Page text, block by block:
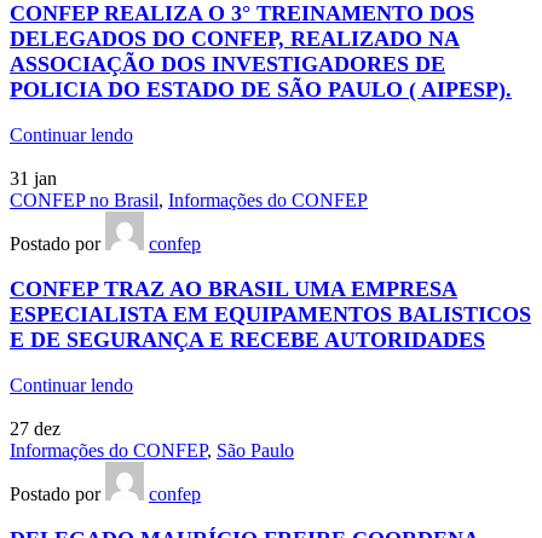
CONFEP REALIZA O 3° TREINAMENTO DOS
DELEGADOS DO CONFEP, REALIZADO NA
ASSOCIAÇÃO DOS INVESTIGADORES DE
POLICIA DO ESTADO DE SÃO PAULO ( AIPESP).
Continuar lendo
31 jan
CONFEP no Brasil, Informações do CONFEP
Postado por confep
CONFEP TRAZ AO BRASIL UMA EMPRESA
ESPECIALISTA EM EQUIPAMENTOS BALISTICOS
E DE SEGURANÇA E RECEBE AUTORIDADES
Continuar lendo
27 dez
Informações do CONFEP, São Paulo
Postado por confep